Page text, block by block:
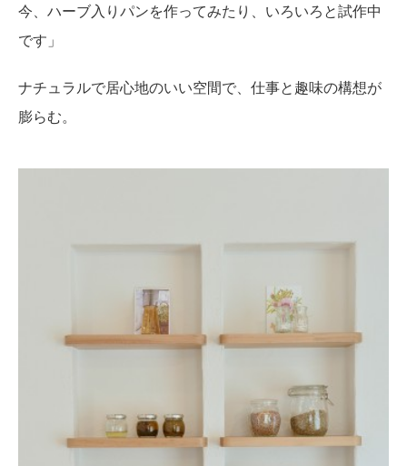
今、ハーブ入りパンを作ってみたり、いろいろと試作中
です」
ナチュラルで居心地のいい空間で、仕事と趣味の構想が
膨らむ。